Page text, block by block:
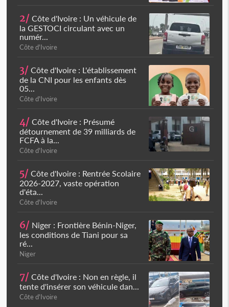
2/ Côte d'Ivoire : Un véhicule de
la GESTOCI circulant avec un
numér...
Côte d'Ivoire
3/ Côte d'Ivoire : L'établissement
de la CNI pour les enfants dès
05...
Côte d'Ivoire
4/ Côte d'Ivoire : Présumé
détournement de 39 milliards de
FCFA à la...
Côte d'Ivoire
5/ Côte d'Ivoire : Rentrée Scolaire
2026-2027, vaste opération
d'éta...
Côte d'Ivoire
6/ Niger : Frontière Bénin-Niger,
les conditions de Tiani pour sa
ré...
Niger
7/ Côte d'Ivoire : Non en règle, il
tente d'insérer son véhicule dan...
Côte d'Ivoire